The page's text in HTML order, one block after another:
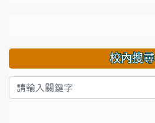
校內搜尋